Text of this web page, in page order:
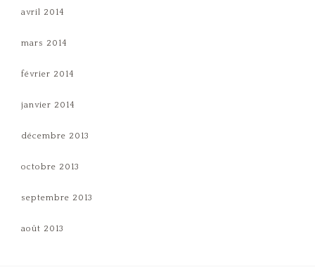
avril 2014
mars 2014
février 2014
janvier 2014
décembre 2013
octobre 2013
septembre 2013
août 2013